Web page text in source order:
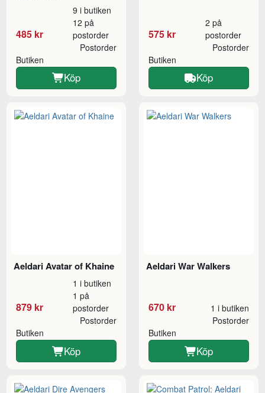
485 kr
9 i butiken
12 på
postorder
Butiken
Postorder
Köp
575 kr
2 på
postorder
Butiken
Postorder
Köp
Aeldari Avatar of Khaine
879 kr
1 i butiken
1 på
postorder
Butiken
Postorder
Köp
Aeldari War Walkers
670 kr 1 i butiken
Butiken
Postorder
Köp